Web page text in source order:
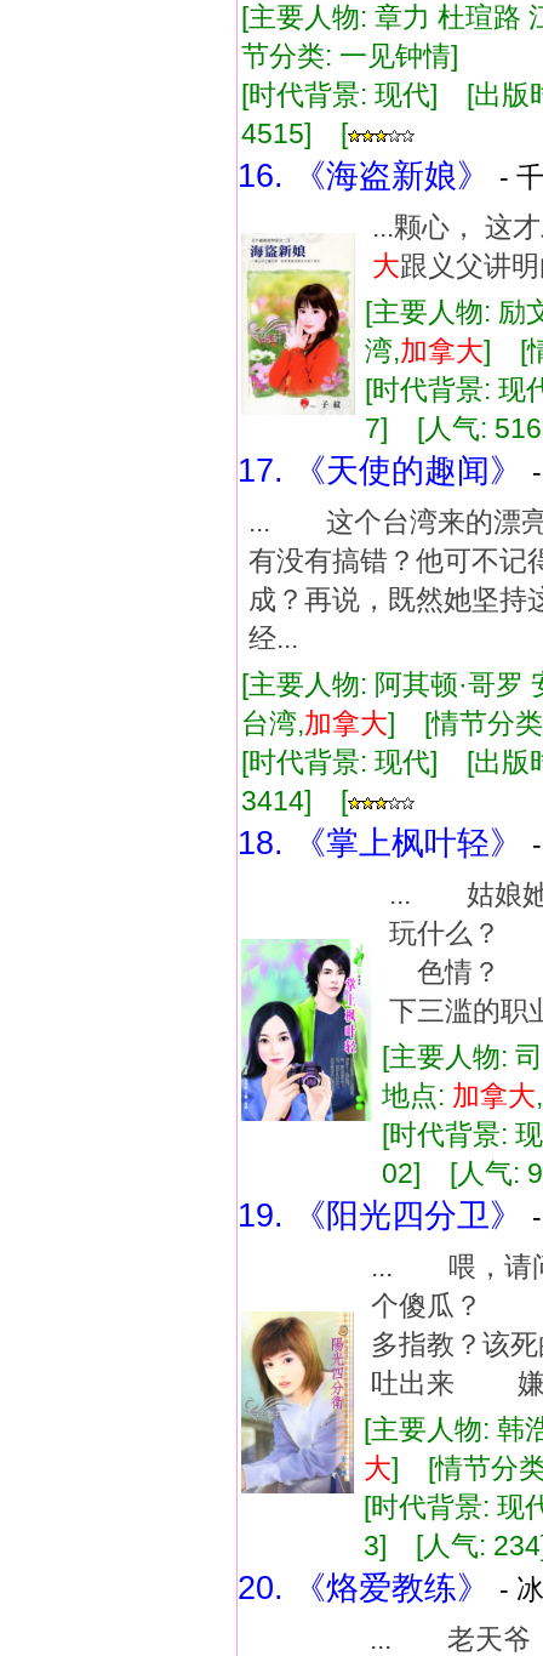
[主要人物: 章力 杜瑄路
节分类: 一见钟情]
[时代背景: 现代] [出
4515] [
16. 《海盗新娘》
-
...颗心， 这
大跟义父讲
[主要人物: 励
湾,加拿大] [
[时代背景:
7] [人气:
17. 《天使的趣闻》
... 这个台湾来的漂亮
有没有搞错？他可不记
成？再说，既然她坚持
经...
[主要人物: 阿其顿·哥
台湾,加拿大] [情节分
[时代背景: 现代] [出
3414] [
18. 《掌上枫叶轻》
... 姑娘她
玩什么？
色情？
下三滥的
[主要人物:
地点: 加拿大
[时代背景:
02] [人气:
19. 《阳光四分卫》
... 喂，请
个傻瓜？
多指教？该
吐出来 嫌
[主要人物: 韩
大] [情节分
[时代背景:
3] [人气:
20. 《烙爱教练》
-
... 老天爷